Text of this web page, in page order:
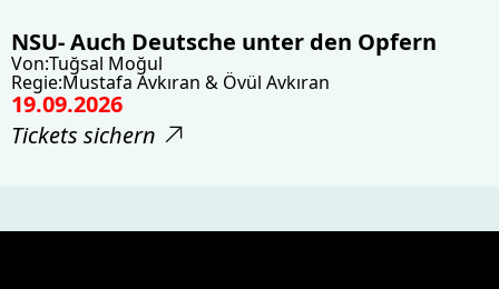
NSU- Auch Deutsche unter den Opfern
Von:Tuğsal Moğul
Regie:Mustafa Avkıran & Övül Avkıran
19.09.2026
Tickets sichern